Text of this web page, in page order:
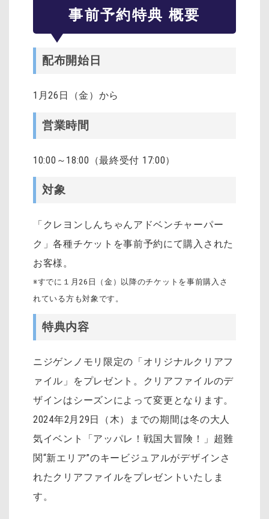
事前予約特典 概要
配布開始日
1月26日（金）から
営業時間
10:00～18:00（最終受付 17:00）
対象
「クレヨンしんちゃんアドベンチャーパー
ク」各種チケットを事前予約にて購入された
お客様。
※すでに１月26日（金）以降のチケットを事前購入さ
れている方も対象です。
特典内容
ニジゲンノモリ限定の「オリジナルクリアフ
ァイル」をプレゼント。クリアファイルのデ
ザインはシーズンによって変更となります。
2024年2月29日（木）までの期間は冬の大人
気イベント「アッパレ！戦国大冒険！」超難
関“新エリア”のキービジュアルがデザインさ
れたクリアファイルをプレゼントいたしま
す。